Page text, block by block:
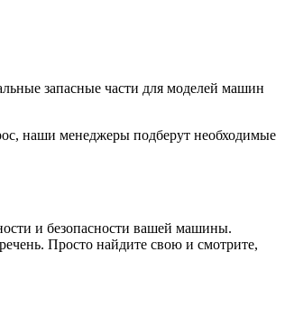
запасные части для моделей машин
наши менеджеры подберут необходимые
и безопасности вашей машины.
Просто найдите свою и смотрите,